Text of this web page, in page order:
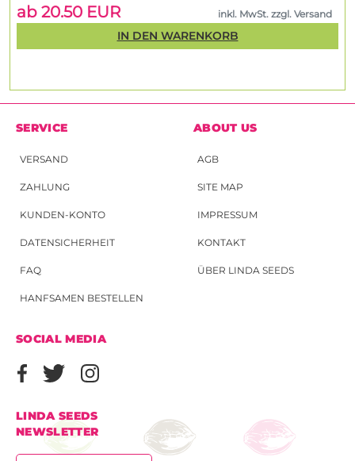
ab 20.50 EUR
inkl. MwSt. zzgl. Versand
IN DEN WARENKORB
SERVICE
VERSAND
ZAHLUNG
KUNDEN-KONTO
DATENSICHERHEIT
FAQ
HANFSAMEN BESTELLEN
ABOUT US
AGB
SITE MAP
IMPRESSUM
KONTAKT
ÜBER LINDA SEEDS
SOCIAL MEDIA
LINDA SEEDS
NEWSLETTER